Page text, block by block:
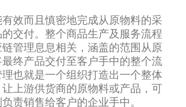
效而且慎密地完成从原物料的采
交付。整个商品生产及服务流程
管理息息相关，涵盖的范围从原
终产品交付至客户手中的整个流
也就是一个组织打造出一个整体
上游供货商的原物料或产品，可
责销售给客户的企业手中。